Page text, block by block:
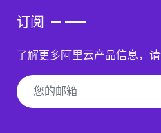
订阅
了解更多阿里云产品信息，